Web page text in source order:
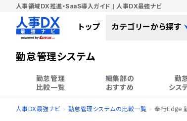
人事領域DX推進・SaaS導入ガイド | 人事DX最強ナビ
トップ カテゴリーから探す
勤怠管理システム
勤怠管理
比較一覧
編集部の
おすすめ
勤
シス
人事DX最強ナビ 勤怠管理システムの比較一覧 奉行Edge